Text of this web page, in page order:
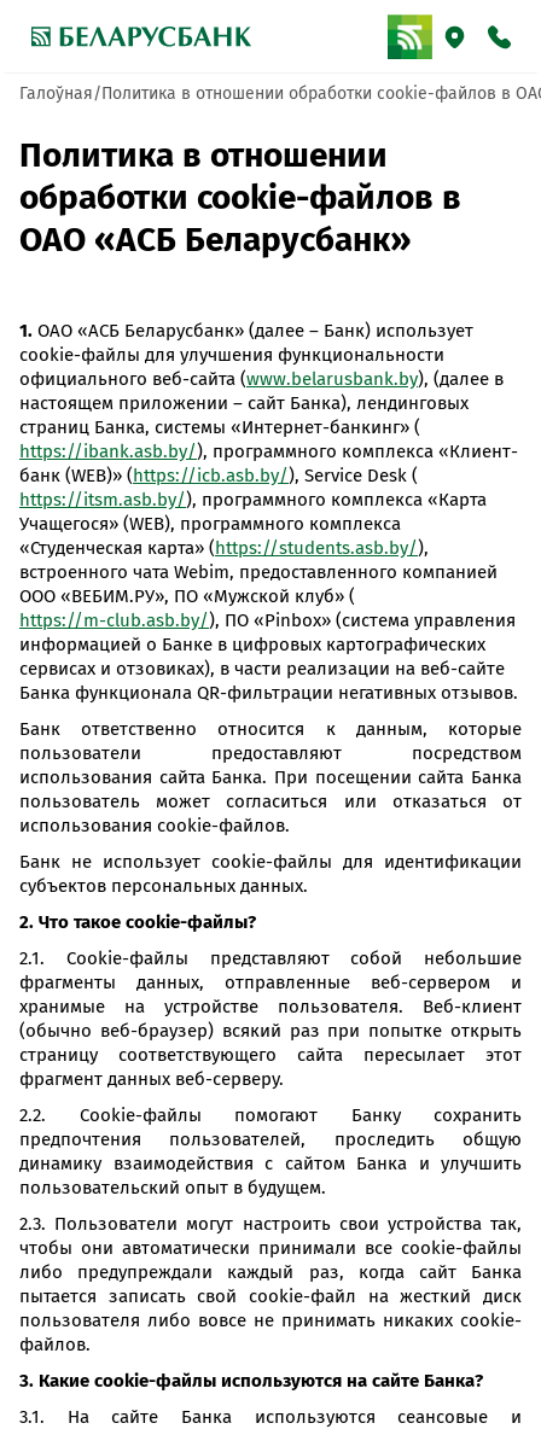
Галоўная Политика в отношении обработки cookie-файлов в
Политика в отношении
обработки cookie-файлов в
ОАО «АСБ Беларусбанк»
1. ОАО «АСБ Беларусбанк» (далее – Банк) использует
cookie-файлы для улучшения функциональности
официального веб-сайта (www.belarusbank.by), (далее в
настоящем приложении – сайт Банка), лендинговых
страниц Банка, системы «Интернет-банкинг» (
https://ibank.asb.by/), программного комплекса «Клиент-
банк (WEB)» (https://icb.asb.by/), Service Desk (
https://itsm.asb.by/), программного комплекса «Карта
Учащегося» (WEB), программного комплекса
«Студенческая карта» (https://students.asb.by/),
встроенного чата Webim, предоставленного компанией
ООО «ВЕБИМ.РУ», ПО «Мужской клуб» (
https://m-club.asb.by/), ПО «Pinbox» (система управления
информацией о Банке в цифровых картографических
сервисах и отзовиках), в части реализации на веб-сайте
Банка функционала QR-фильтрации негативных отзывов.
Банк ответственно относится к данным, которые
пользователи предоставляют посредством
использования сайта Банка. При посещении сайта Банка
пользователь может согласиться или отказаться от
использования cookie-файлов.
Банк не использует cookie-файлы для идентификации
субъектов персональных данных.
2. Что такое cookie-файлы?
2.1. Cookie-файлы представляют собой небольшие
фрагменты данных, отправленные веб-сервером и
хранимые на устройстве пользователя. Веб-клиент
(обычно веб-браузер) всякий раз при попытке открыть
страницу соответствующего сайта пересылает этот
фрагмент данных веб-серверу.
2.2. Cookie-файлы помогают Банку сохранить
предпочтения пользователей, проследить общую
динамику взаимодействия с сайтом Банка и улучшить
пользовательский опыт в будущем.
2.3. Пользователи могут настроить свои устройства так,
чтобы они автоматически принимали все cookie-файлы
либо предупреждали каждый раз, когда сайт Банка
пытается записать свой cookie-файл на жесткий диск
пользователя либо вовсе не принимать никаких cookie-
файлов.
3. Какие cookie-файлы используются на сайте Банка?
3.1. На сайте Банка используются сеансовые и